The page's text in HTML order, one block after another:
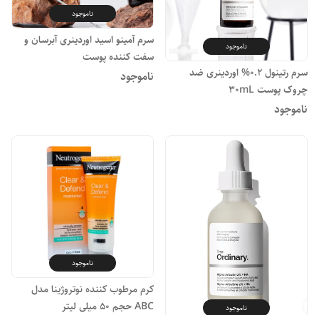
ناموجود
سرم رتینول 0.2% اوردینری ضد
چروک پوست 30mL
ناموجود
ناموجود
سرم آمینو اسید اوردینری آبرسان و
سفت کننده پوست
ناموجود
ناموجود
ناموجود
کرم مرطوب کننده نوتروژینا مدل
ABC حجم 50 میلی لیتر